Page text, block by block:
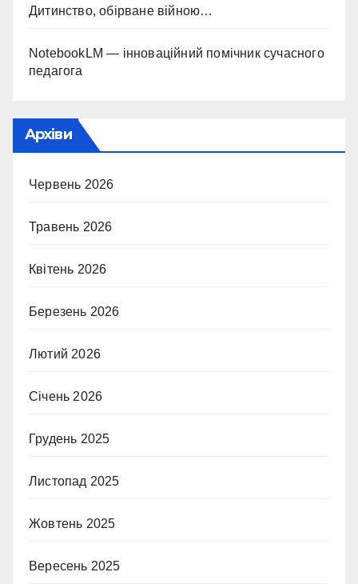
Дитинство, обірване війною…
NotebookLM — інноваційний помічник сучасного
педагога
Архіви
Червень 2026
Травень 2026
Квітень 2026
Березень 2026
Лютий 2026
Січень 2026
Грудень 2025
Листопад 2025
Жовтень 2025
Вересень 2025